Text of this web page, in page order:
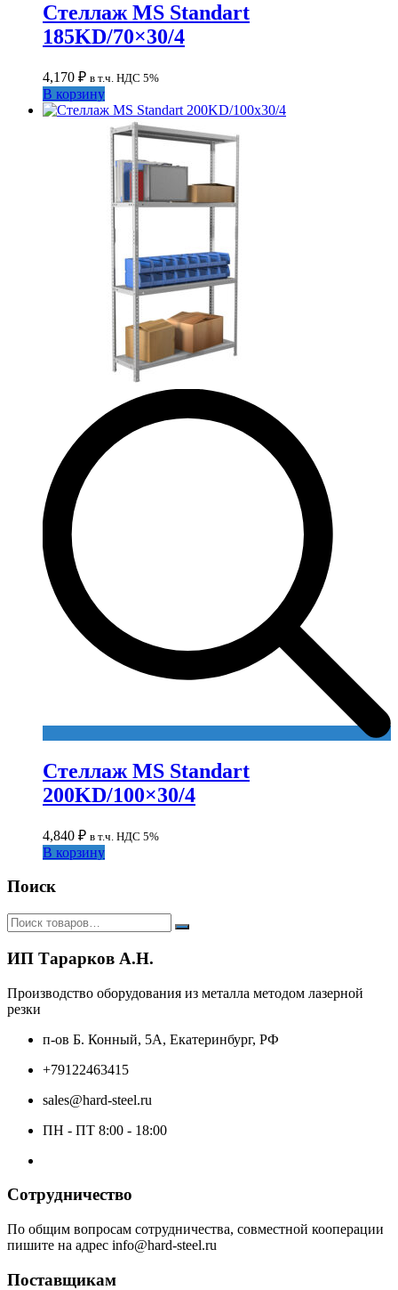
Стеллаж MS Standart
185KD/70×30/4
4,170 ₽ в т.ч. НДС 5%
В корзину
Стеллаж MS Standart
200KD/100×30/4
4,840 ₽ в т.ч. НДС 5%
В корзину
Поиск
ИП Тарарков А.Н.
Производство оборудования из металла методом лазерной
резки
п-ов Б. Конный, 5А, Екатеринбург, РФ
+79122463415
sales@hard-steel.ru
ПН - ПТ 8:00 - 18:00
Сотрудничество
По общим вопросам сотрудничества, совместной кооперации
пишите на адрес info@hard-steel.ru
Поставщикам